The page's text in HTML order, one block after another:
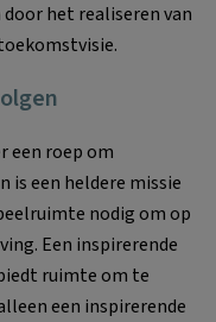
het realiseren van
een roep om
is een heldere missie
nodig om op
Een inspirerende
ruimte om te
een inspirerende